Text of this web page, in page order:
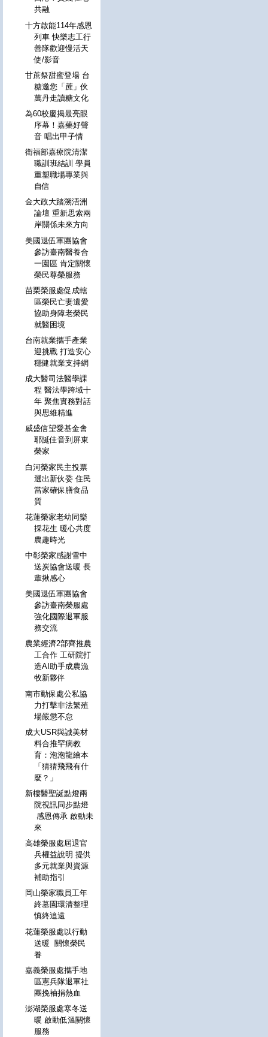
共融
十方啟能114年感恩
列車 快樂志工行
善隊歡迎慢活天
使/影音
甘蔗祭甜蜜登場 台
糖邀您「蔗」伙
萬丹走讀糖文化
為60校慶揭最亮眼
序幕！嘉藥好聲
音 唱出甲子情
衛福部嘉療院清潔
職訓班結訓 學員
重塑職場專業與
自信
金大政大踏溯浯洲
論壇 重新思索兩
岸關係未來方向
美國退伍軍團協會
參訪臺南醫養合
一園區 肯定關懷
榮民尊榮服務
苗栗榮服處促成轄
區榮民亡妻遺愛
協助身障老榮民
就醫困境
台南就業攜手產業
迎挑戰 打造安心
穩健就業支持網
成大醫司法醫學課
程 醫法學跨域十
年 聚焦實務對話
與思維精進
威盛信望愛基金會
耶誕佳音到屏東
榮家
白河榮家民主投票
選出新伙委 住民
當家確保膳食品
質
花蓮榮家老幼同樂
採花生 暖心共度
農趣時光
中彰榮家感謝雪中
送炭協會送暖 長
輩揪感心
美國退伍軍團協會
參訪臺南榮服處
強化國際退軍服
務交流
農業經濟2部齊推農
工合作 工研院打
造AI助手成農漁
牧新夥伴
南市動保處公私協
力打擊非法繁殖
場嚴懲不怠
成大USR與誠美材
料合推罕病教
育：泡泡龍繪本
「猜猜飛飛有什
麼？」
新樓醫聖誕點燈兩
院視訊同步點燈
感恩傳承 啟動未
來
高雄榮服處屆退官
兵權益說明 提供
多元就業與資源
補助指引
岡山榮家職員工年
終墓園環清整理
慎終追遠
花蓮榮服處以行動
送暖 關懷榮民
眷
嘉義榮服處攜手地
區憲兵隊退軍社
團挽袖捐熱血
澎湖榮服處寒冬送
暖 啟動低溫關懷
服務